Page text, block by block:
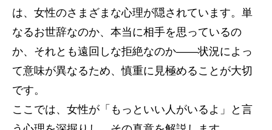
は、女性のさまざまな心理が隠されています。単
なるお世辞なのか、本当に相手を思っているの
か、それとも遠回しな拒絶なのか——状況によっ
て意味が異なるため、慎重に見極めることが大切
です。
ここでは、女性が「もっといい人がいるよ」と言